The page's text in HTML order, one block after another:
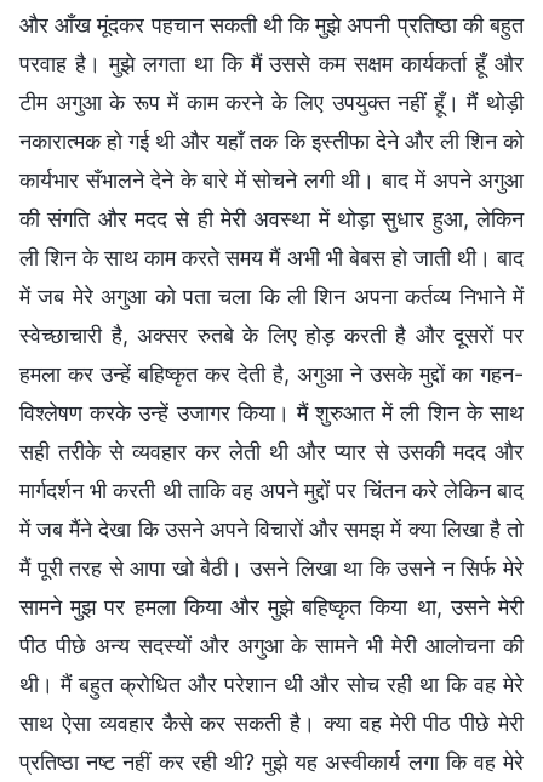
और आँख मूंदकर पहचान सकती थी कि मुझे अपनी प्रतिष्ठा की बहुत
परवाह है। मुझे लगता था कि मैं उससे कम सक्षम कार्यकर्ता हूँ और
टीम अगुआ के रूप में काम करने के लिए उपयुक्त नहीं हूँ। मैं थोड़ी
नकारात्मक हो गई थी और यहाँ तक कि इस्तीफा देने और ली शिन को
कार्यभार सँभालने देने के बारे में सोचने लगी थी। बाद में अपने अगुआ
की संगति और मदद से ही मेरी अवस्था में थोड़ा सुधार हुआ, लेकिन
ली शिन के साथ काम करते समय मैं अभी भी बेबस हो जाती थी। बाद
में जब मेरे अगुआ को पता चला कि ली शिन अपना कर्तव्य निभाने में
स्वेच्छाचारी है, अक्सर रुतबे के लिए होड़ करती है और दूसरों पर
हमला कर उन्हें बहिष्कृत कर देती है, अगुआ ने उसके मुद्दों का गहन-
विश्लेषण करके उन्हें उजागर किया। मैं शुरुआत में ली शिन के साथ
सही तरीके से व्यवहार कर लेती थी और प्यार से उसकी मदद और
मार्गदर्शन भी करती थी ताकि वह अपने मुद्दों पर चिंतन करे लेकिन बाद
में जब मैंने देखा कि उसने अपने विचारों और समझ में क्या लिखा है तो
मैं पूरी तरह से आपा खो बैठी। उसने लिखा था कि उसने न सिर्फ मेरे
सामने मुझ पर हमला किया और मुझे बहिष्कृत किया था, उसने मेरी
पीठ पीछे अन्य सदस्यों और अगुआ के सामने भी मेरी आलोचना की
थी। मैं बहुत क्रोधित और परेशान थी और सोच रही था कि वह मेरे
साथ ऐसा व्यवहार कैसे कर सकती है। क्या वह मेरी पीठ पीछे मेरी
प्रतिष्ठा नष्ट नहीं कर रही थी? मुझे यह अस्वीकार्य लगा कि वह मेरे